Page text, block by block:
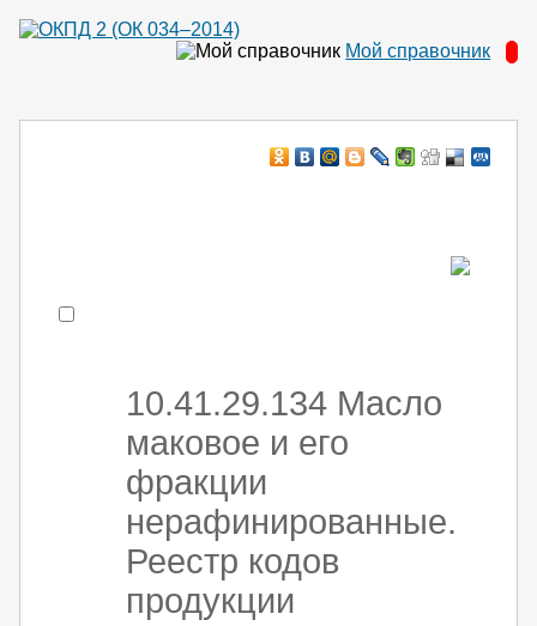
Мой справочник
10.41.29.134 Масло
маковое и его
фракции
нерафинированные.
Реестр кодов
продукции